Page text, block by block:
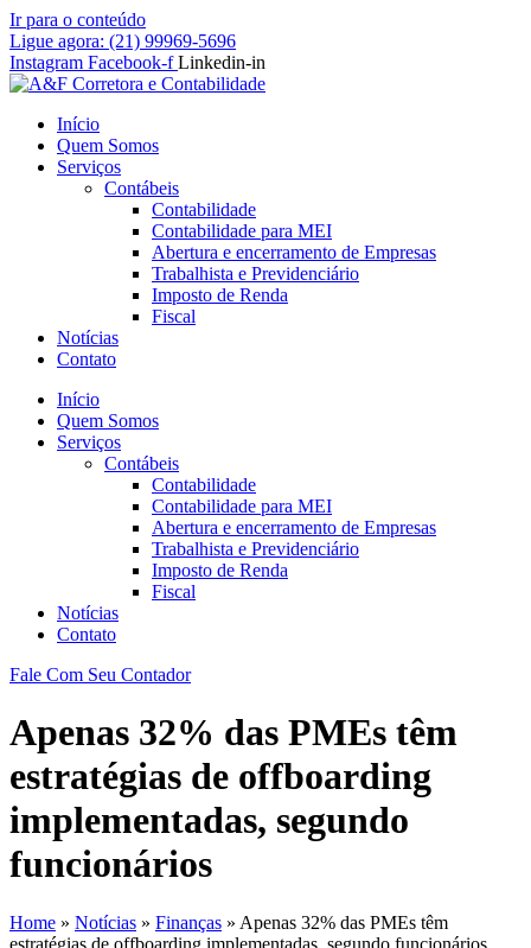
Ir para o conteúdo
Ligue agora: (21) 99969-5696
Instagram Facebook-f Linkedin-in
Início
Quem Somos
Serviços
Contábeis
Contabilidade
Contabilidade para MEI
Abertura e encerramento de Empresas
Trabalhista e Previdenciário
Imposto de Renda
Fiscal
Notícias
Contato
Início
Quem Somos
Serviços
Contábeis
Contabilidade
Contabilidade para MEI
Abertura e encerramento de Empresas
Trabalhista e Previdenciário
Imposto de Renda
Fiscal
Notícias
Contato
Fale Com Seu Contador
Apenas 32% das PMEs têm
estratégias de offboarding
implementadas, segundo
funcionários
Home » Notícias » Finanças » Apenas 32% das PMEs têm
estratégias de offboarding implementadas, segundo funcionários